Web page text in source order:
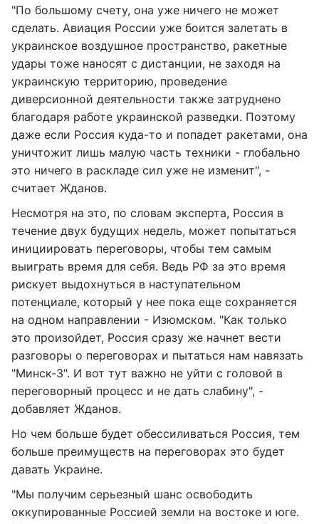
"По большому счету, она уже ничего не может
сделать. Авиация России уже боится залетать в
украинское воздушное пространство, ракетные
удары тоже наносят с дистанции, не заходя на
украинскую территорию, проведение
диверсионной деятельности также затруднено
благодаря работе украинской разведки. Поэтому
даже если Россия куда-то и попадет ракетами, она
уничтожит лишь малую часть техники - глобально
это ничего в раскладе сил уже не изменит", -
считает Жданов.
Несмотря на это, по словам эксперта, Россия в
течение двух будущих недель, может попытаться
инициировать переговоры, чтобы тем самым
выиграть время для себя. Ведь РФ за это время
рискует выдохнуться в наступательном
потенциале, который у нее пока еще сохраняется
на одном направлении - Изюмском. "Как только
это произойдет, Россия сразу же начнет вести
разговоры о переговорах и пытаться нам навязать
"Минск-3". И вот тут важно не уйти с головой в
переговорный процесс и не дать слабину", -
добавляет Жданов.
Но чем больше будет обессиливаться Россия, тем
больше преимуществ на переговорах это будет
давать Украине.
"Мы получим серьезный шанс освободить
оккупированные Россией земли на востоке и юге.